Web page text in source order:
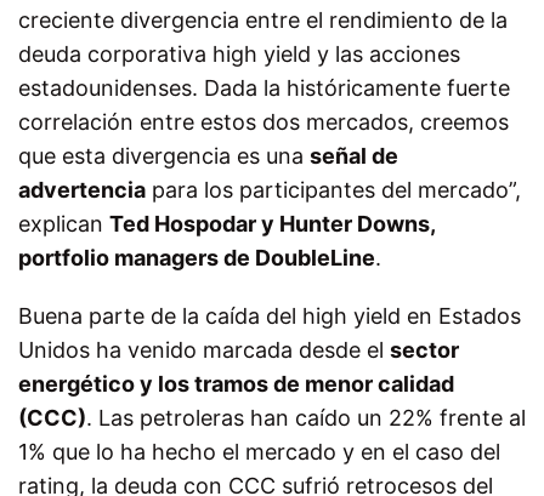
creciente divergencia entre el rendimiento de la
deuda corporativa high yield y las acciones
estadounidenses. Dada la históricamente fuerte
correlación entre estos dos mercados, creemos
que esta divergencia es una señal de
advertencia para los participantes del mercado”,
explican Ted Hospodar y Hunter Downs,
portfolio managers de DoubleLine.
Buena parte de la caída del high yield en Estados
Unidos ha venido marcada desde el sector
energético y los tramos de menor calidad
(CCC). Las petroleras han caído un 22% frente al
1% que lo ha hecho el mercado y en el caso del
rating, la deuda con CCC sufrió retrocesos del